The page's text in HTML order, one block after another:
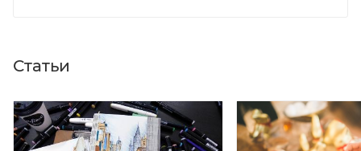
Статьи